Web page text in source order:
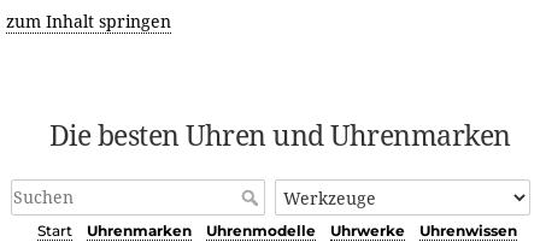
zum Inhalt springen
Die besten Uhren und Uhrenmarken
Start Uhrenmarken Uhrenmodelle Uhrwerke
Uhrenwissen